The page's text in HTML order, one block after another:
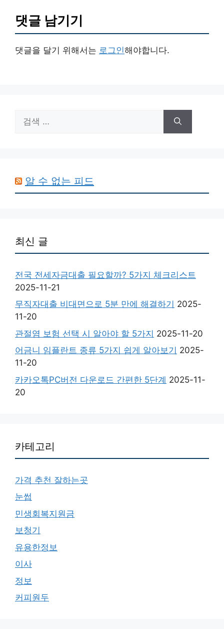
댓글 남기기
댓글을 달기 위해서는 로그인해야합니다.
색:
알 수 없는 피드
최신 글
전국 전세자금대출 필요할까? 5가지 체크리스트
2025-11-21
무직자대출 비대면으로 5분 만에 해결하기 2025-
11-20
관절염 보험 선택 시 알아야 할 5가지 2025-11-20
어금니 임플란트 종류 5가지 쉽게 알아보기 2025-
11-20
카카오톡PC버전 다운로드 간편한 5단계 2025-11-
20
카테고리
가격 추천 잘하는곳
눈썹
민생회복지원금
보청기
유용한정보
이사
정보
커피원두